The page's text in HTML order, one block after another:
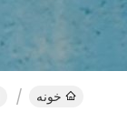
خونه